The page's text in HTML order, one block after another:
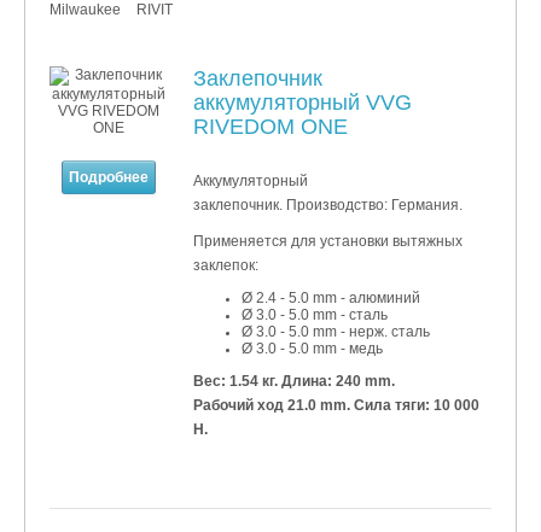
Milwaukee
RIVIT
Подробнее
Заклепочник
аккумуляторный VVG
RIVEDOM ONE
Аккумуляторный
заклепочник. Производство: Германия.
Применяется для установки вытяжных
заклепок:
Ø 2.4 - 5.0 mm - алюминий
Ø 3.0 - 5.0 mm - сталь
Ø 3.0 - 5.0 mm - нерж. сталь
Ø 3.0 - 5.0 mm - медь
Вес: 1.54 кг. Длина: 240 mm.
Рабочий ход 21.0 mm. Сила тяги: 10 000
Н.